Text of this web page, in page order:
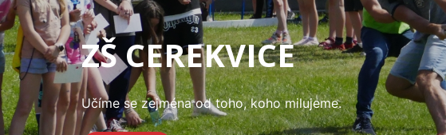
ZŠ CEREKVICE
Učíme se zejména od toho, koho milujeme.